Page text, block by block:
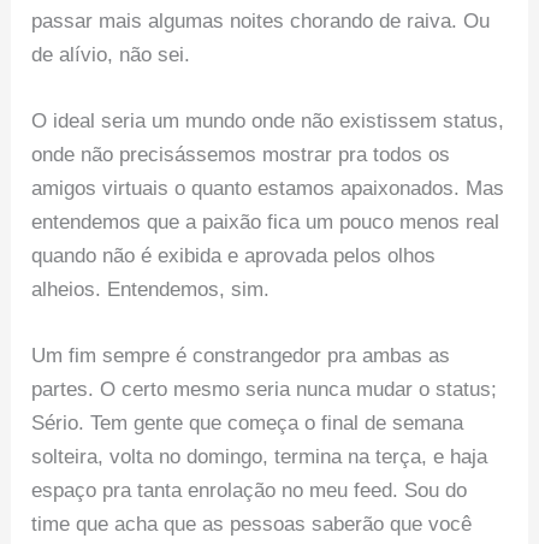
passar mais algumas noites chorando de raiva. Ou
de alívio, não sei.
O ideal seria um mundo onde não existissem status,
onde não precisássemos mostrar pra todos os
amigos virtuais o quanto estamos apaixonados. Mas
entendemos que a paixão fica um pouco menos real
quando não é exibida e aprovada pelos olhos
alheios. Entendemos, sim.
Um fim sempre é constrangedor pra ambas as
partes. O certo mesmo seria nunca mudar o status;
Sério. Tem gente que começa o final de semana
solteira, volta no domingo, termina na terça, e haja
espaço pra tanta enrolação no meu feed. Sou do
time que acha que as pessoas saberão que você